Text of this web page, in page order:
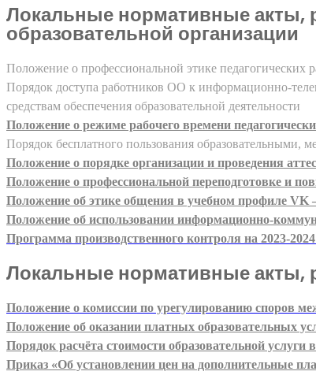
Локальные нормативные акты,
образовательной организации
Положение о профессиональной этике
Порядок доступа работников ОО к информационно-
средствам обеспечения образовательной деятельности
Положение о режиме рабочего времени
Порядок бесплатного пользования образовательными,
Положение о порядке организации и проведения
Положение о профессиональной переподготовке и
Положение об этике общения в учебном профиле VK
Положение об использовании информационно-
Программа производственного контроля на 2023-
Локальные нормативные акты,
Положение о комиссии по урегулированию споров
Положение об оказании платных образовательных
Порядок расчёта стоимости образовательной услуги
Приказ «Об установлении цен на дополнительные